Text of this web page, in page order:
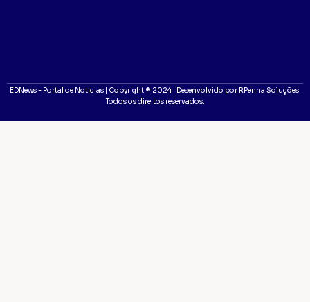
EDNews - Portal de Notícias | Copyright ® 2024 | Desenvolvido por RPenna Soluções.
Todos os direitos reservados.